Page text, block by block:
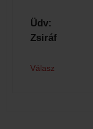
Üdv:
Zsiráf
Válasz